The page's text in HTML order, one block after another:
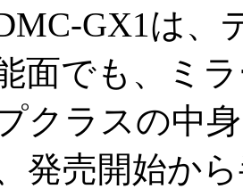
GX1は、
面でも、ミ
クラスの中
発売開始か